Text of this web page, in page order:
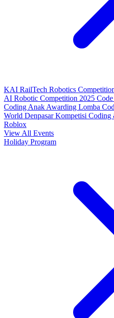
KAI RailTech Robotics
AI Robotic Competition 2025
Coding Anak Awarding Lomba
World DenpasarKompetisi Coding
Roblox
View All Events
Holiday Program